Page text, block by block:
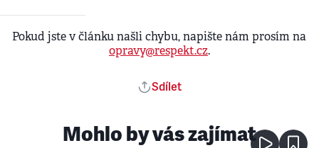
Pokud jste v článku našli chybu, napište nám prosím na
opravy@respekt.cz.
Sdílet
Mohlo by vás zajímat